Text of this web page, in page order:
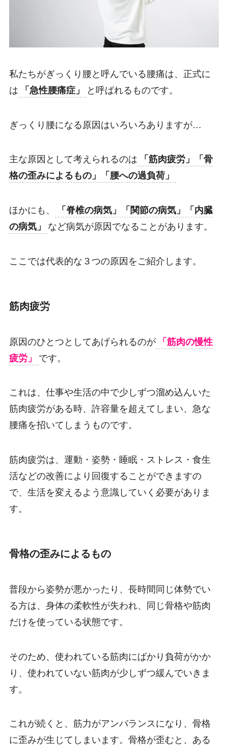
私たちがぎっくり腰と呼んでいる腰痛は、正式に
は
「急性腰痛症」 と呼ばれるものです。
ぎっくり腰になる原因はいろいろありますが…
主な原因として考えられるのは
「筋肉疲労」「骨
格の歪みによるもの」「腰への過負荷」
ほかにも、
「脊椎の病気」「関節の病気」「内臓
の病気」
など病気が原因でなることがあります。
ここでは代表的な３つの原因をご紹介します。
筋肉疲労
原因のひとつとしてあげられるのが
「筋肉の慢性
疲労」
です。
これは、仕事や生活の中で少しずつ溜め込んいた
筋肉疲労がある時、許容量を超えてしまい、急な
腰痛を招いてしまうものです。
筋肉疲労は、運動・姿勢・睡眠・ストレス・食生
活などの改善により回復することができますの
で、生活を変えるよう意識していく必要がありま
す。
骨格の歪みによるもの
普段から姿勢が悪かったり、長時間同じ体勢でい
る方は、身体の柔軟性が失われ、同じ骨格や筋肉
だけを使っている状態です。
そのため、使われている筋肉にばかり負荷がかか
り、使われていない筋肉が少しずつ緩んでいきま
す。
これが続くと、筋力がアンバランスになり、骨格
に歪みが生じてしまいます。骨格が歪むと、ある